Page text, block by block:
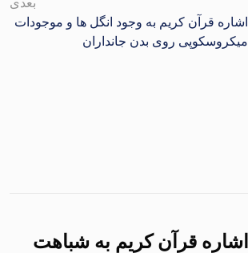
بعدی
اشاره قرآن کریم به وجود انگل ها و موجودات
میکروسکوپی روی بدن جانداران
اشاره قرآن کریم به شباهت